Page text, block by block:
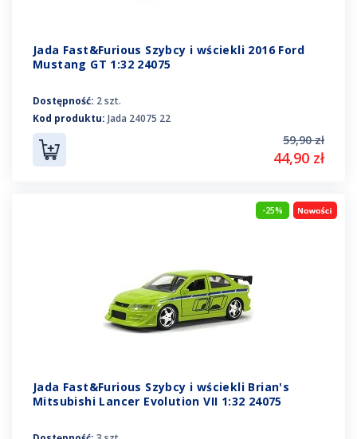
Jada Fast&Furious Szybcy i wściekli 2016 Ford
Mustang GT 1:32 24075
Dostępność: 2 szt.
Kod produktu: Jada 24075 22
59,90 zł
44,90 zł
-25%
Jada Fast&Furious Szybcy i wściekli Brian's
Mitsubishi Lancer Evolution VII 1:32 24075